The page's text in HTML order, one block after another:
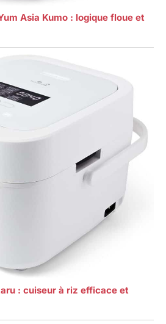
Asia Kumo : logique floue et
: cuiseur à riz efficace et